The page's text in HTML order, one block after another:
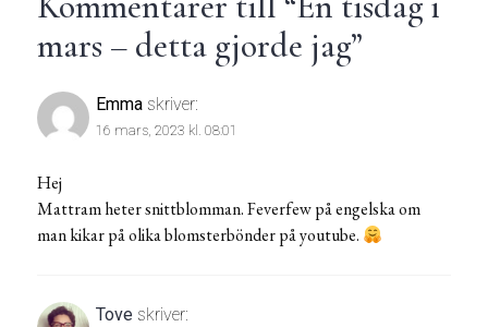
mars – detta gjorde jag”
Emma skriver:
16 mars, 2023 kl. 08:01
Hej
Mattram heter snittblomman. Feverfew på engelska om
man kikar på olika blomsterbönder på youtube.
Tove skriver: